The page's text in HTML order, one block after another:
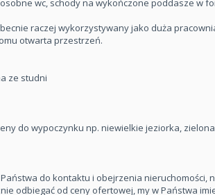
wc, schody na wykończone poddasze w
raczej wykorzystywany jako duża
otwarta przestrzeń.
ze studni
do wypoczynku np. niewielkie jeziorka,
do kontaktu i obejrzenia
odbiegać od ceny ofertowej, my w Państwa